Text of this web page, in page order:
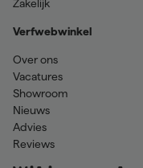
Zakelijk
Verfwebwinkel
Over ons
Vacatures
Showroom
Nieuws
Advies
Reviews